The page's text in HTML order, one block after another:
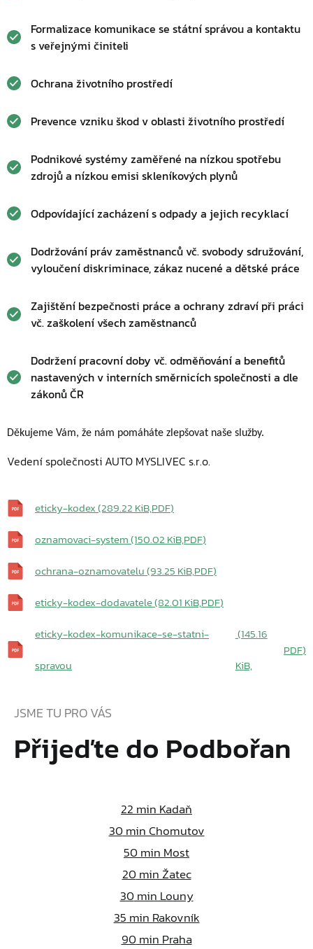
Formalizace komunikace se státní správou a kontaktu
s veřejnými činiteli
Ochrana životního prostředí
Prevence vzniku škod v oblasti životního prostředí
Podnikové systémy zaměřené na nízkou spotřebu
zdrojů a nízkou emisi skleníkových plynů
Odpovídající zacházení s odpady a jejich recyklací
Dodržování práv zaměstnanců vč. svobody sdružování,
vyloučení diskriminace, zákaz nucené a dětské práce
Zajištění bezpečnosti práce a ochrany zdraví při práci
vč. zaškolení všech zaměstnanců
Dodržení pracovní doby vč. odměňování a benefitů
nastavených v interních směrnicích společnosti a dle
zákonů ČR
Děkujeme Vám, že nám pomáháte zlepšovat naše služby.
Vedení společnosti AUTO MYSLIVEC s.r.o.
eticky-kodex(289.22 KiB,PDF)
oznamovaci-system(150.02 KiB,PDF)
ochrana-oznamovatelu(93.25 KiB,PDF)
eticky-kodex-dodavatele(82.01 KiB,PDF)
eticky-kodex-komunikace-se-statni-
spravou
(145.16
KiB,
PDF)
JSME TU PRO VÁS
Přijeďte do Podbořan
22 min Kadaň
30min Chomutov
50min Most
20min Žatec
30min Louny
35 min Rakovník
90min Praha